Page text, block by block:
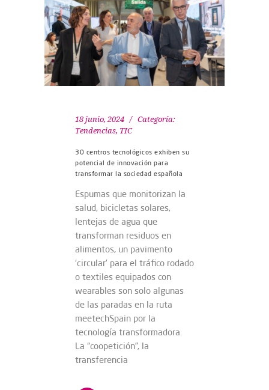
18 junio, 2024
Categoría:
Tendencias, TIC
30 centros tecnológicos exhiben su
potencial de innovación para
transformar la sociedad española
Espumas que monitorizan la
salud, bicicletas solares,
lentejas de agua que
transforman residuos en
alimentos, un pavimento
‘circular’ para el tráfico rodado
o textiles equipados con
wearables son solo algunas
de las paradas en la ruta
meetechSpain por la
tecnología transformadora.
La “coopetición”, la
transferencia